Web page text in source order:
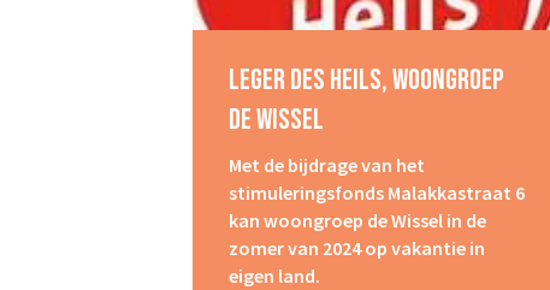
Leger Des Heils, Woongroep
De Wissel
Met de bijdrage van het
stimuleringsfonds Malakkastraat 6
kan woongroep de Wissel in de
zomer van 2024 op vakantie in
eigen land.